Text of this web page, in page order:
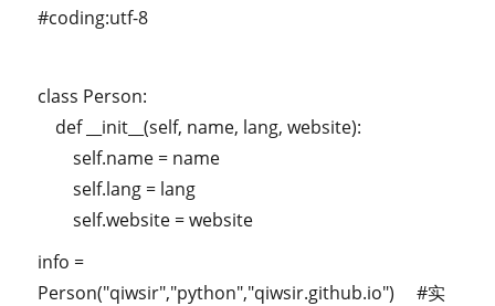
#coding:utf-8
class Person:
def __init__(self, name, lang, website):
self.name = name
self.lang = lang
self.website = website
info =
Person("qiwsir","python","qiwsir.github.io") #实